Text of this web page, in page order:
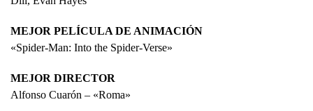
MEJOR PELÍCULA DE ANIMACIÓN
«Spider-Man: Into the Spider-Verse»
MEJOR DIRECTOR
Alfonso Cuarón – «Roma»